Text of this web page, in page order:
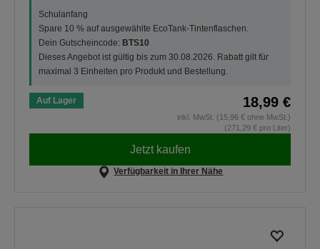
Schulanfang
Spare 10 % auf ausgewählte EcoTank-Tintenflaschen.
Dein Gutscheincode: BTS10
Dieses Angebot ist gültig bis zum 30.08.2026. Rabatt gilt für
maximal 3 Einheiten pro Produkt und Bestellung.
Auf Lager 18,99 €
inkl. MwSt. (15,96 € ohne MwSt.)
(271,29 € pro Liter)
Jetzt kaufen
Verfügbarkeit in Ihrer Nähe